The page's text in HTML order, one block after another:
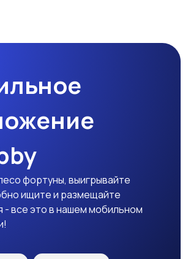
фортуны, выигрывайте
ищите и размещайте
- все это в нашем мобильном